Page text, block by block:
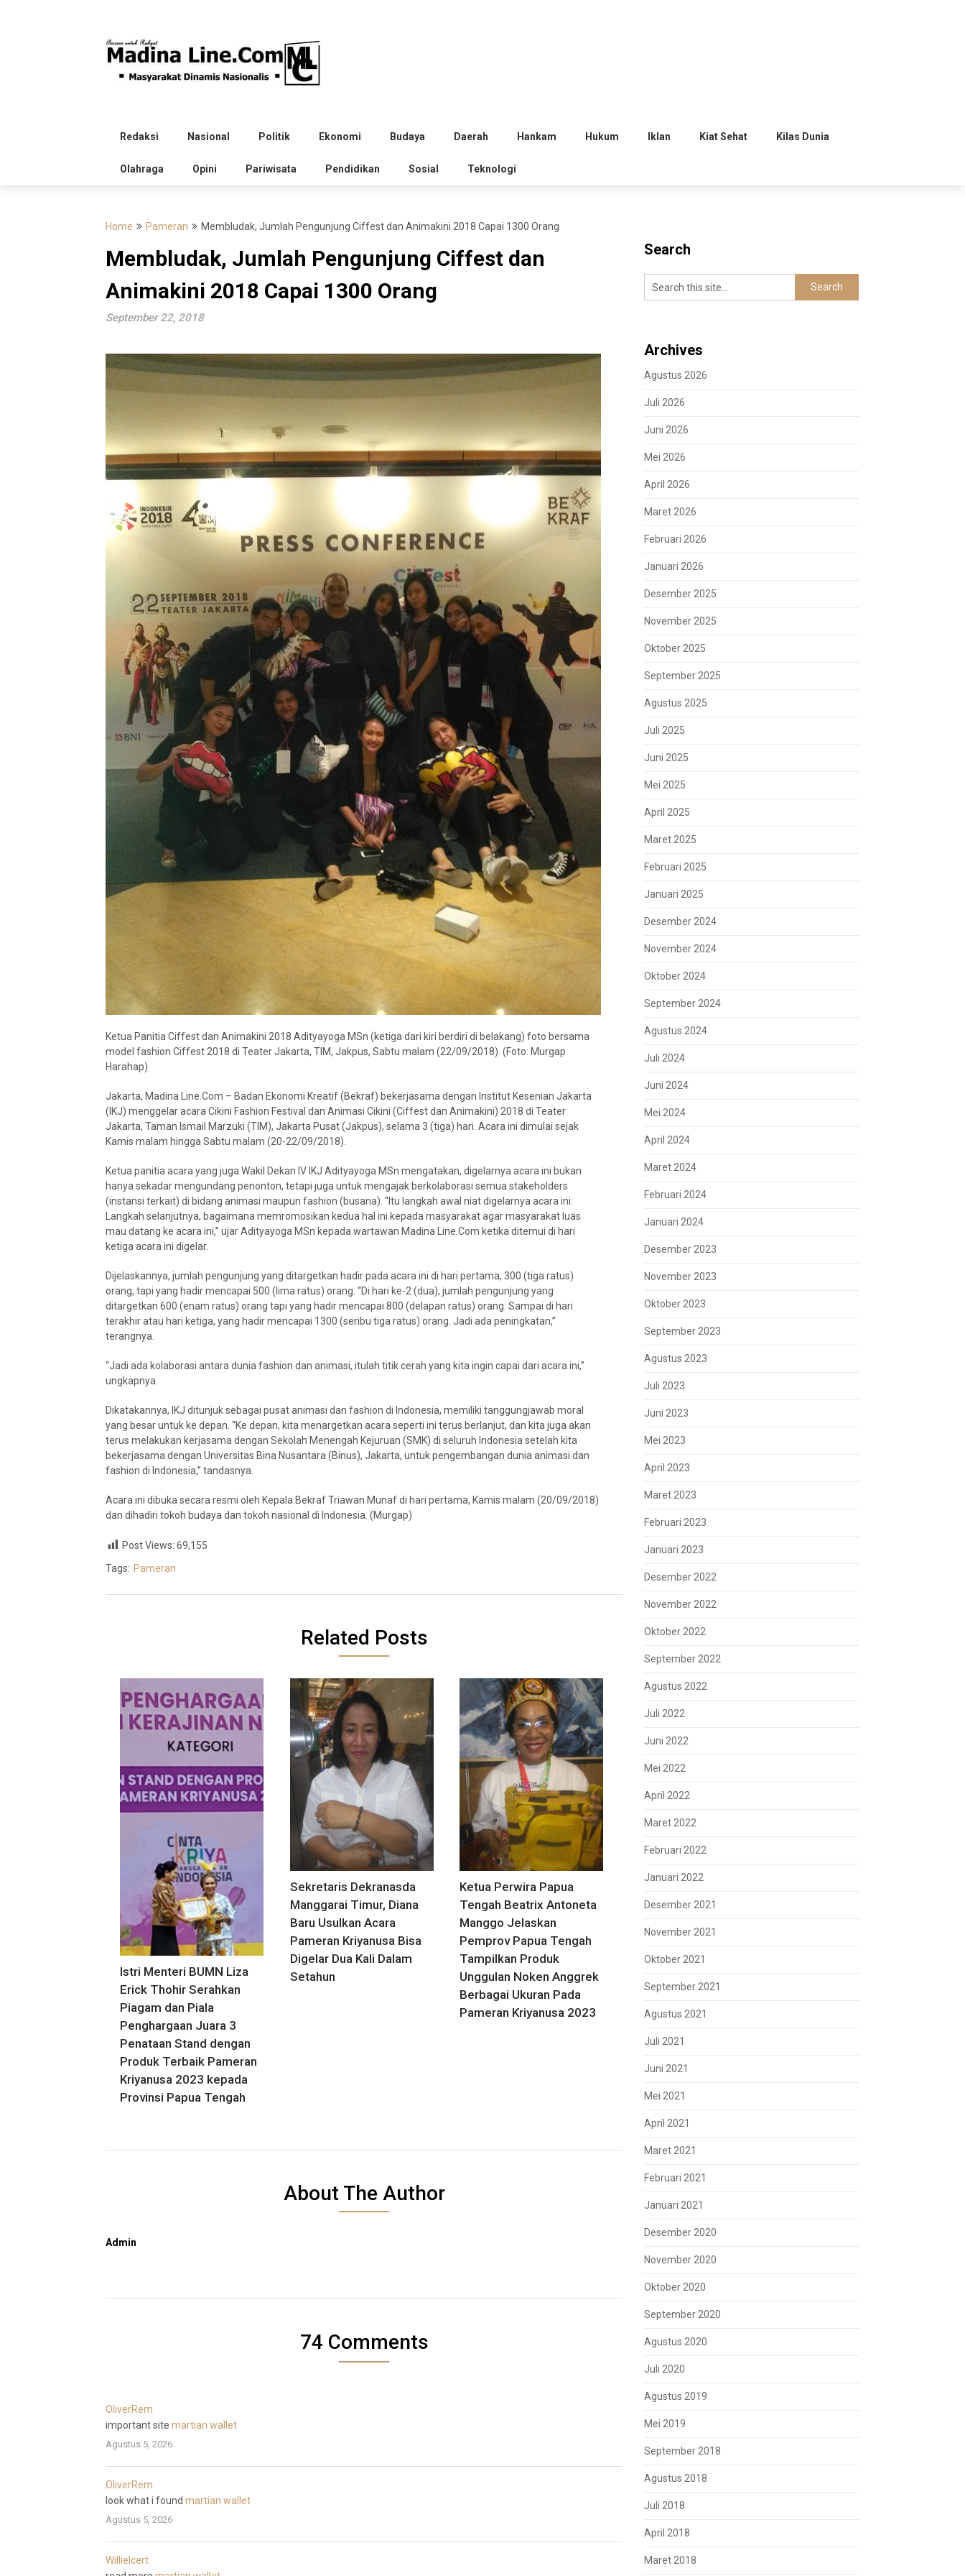
Redaksi Nasional Politik Ekonomi Budaya Daerah Hankam Hukum Iklan Kiat Sehat Kilas Dunia
Olahraga Opini Pariwisata Pendidikan Sosial Teknologi
Home Pameran Membludak, Jumlah Pengunjung Ciffest dan Animakini 2018 Capai 1300 Orang
Membludak, Jumlah Pengunjung Ciffest dan
Animakini 2018 Capai 1300 Orang
September 22, 2018
Ketua Panitia Ciffest dan Animakini 2018 Adityayoga MSn (ketiga dari kiri berdiri di belakang) foto bersama
model fashion Ciffest 2018 di Teater Jakarta, TIM, Jakpus, Sabtu malam (22/09/2018). (Foto: Murgap
Harahap)
Jakarta, Madina Line.Com – Badan Ekonomi Kreatif (Bekraf) bekerjasama dengan Institut Kesenian Jakarta
(IKJ) menggelar acara Cikini Fashion Festival dan Animasi Cikini (Ciffest dan Animakini) 2018 di Teater
Jakarta, Taman Ismail Marzuki (TIM), Jakarta Pusat (Jakpus), selama 3 (tiga) hari. Acara ini dimulai sejak
Kamis malam hingga Sabtu malam (20-22/09/2018).
Ketua panitia acara yang juga Wakil Dekan IV IKJ Adityayoga MSn mengatakan, digelarnya acara ini bukan
hanya sekadar mengundang penonton, tetapi juga untuk mengajak berkolaborasi semua stakeholders
(instansi terkait) di bidang animasi maupun fashion (busana). “Itu langkah awal niat digelarnya acara ini.
Langkah selanjutnya, bagaimana memromosikan kedua hal ini kepada masyarakat agar masyarakat luas
mau datang ke acara ini,” ujar Adityayoga MSn kepada wartawan Madina Line.Com ketika ditemui di hari
ketiga acara ini digelar.
Dijelaskannya, jumlah pengunjung yang ditargetkan hadir pada acara ini di hari pertama, 300 (tiga ratus)
orang, tapi yang hadir mencapai 500 (lima ratus) orang. “Di hari ke-2 (dua), jumlah pengunjung yang
ditargetkan 600 (enam ratus) orang tapi yang hadir mencapai 800 (delapan ratus) orang. Sampai di hari
terakhir atau hari ketiga, yang hadir mencapai 1300 (seribu tiga ratus) orang. Jadi ada peningkatan,”
terangnya.
“Jadi ada kolaborasi antara dunia fashion dan animasi, itulah titik cerah yang kita ingin capai dari acara ini,”
ungkapnya.
Dikatakannya, IKJ ditunjuk sebagai pusat animasi dan fashion di Indonesia, memiliki tanggungjawab moral
yang besar untuk ke depan. “Ke depan, kita menargetkan acara seperti ini terus berlanjut, dan kita juga akan
terus melakukan kerjasama dengan Sekolah Menengah Kejuruan (SMK) di seluruh Indonesia setelah kita
bekerjasama dengan Universitas Bina Nusantara (Binus), Jakarta, untuk pengembangan dunia animasi dan
fashion di Indonesia,” tandasnya.
Acara ini dibuka secara resmi oleh Kepala Bekraf Triawan Munaf di hari pertama, Kamis malam (20/09/2018)
dan dihadiri tokoh budaya dan tokoh nasional di Indonesia. (Murgap)
Post Views: 69,155
Tags: Pameran
Related Posts
Istri Menteri BUMN Liza
Erick Thohir Serahkan
Piagam dan Piala
Penghargaan Juara 3
Penataan Stand dengan
Produk Terbaik Pameran
Kriyanusa 2023 kepada
Provinsi Papua Tengah
Sekretaris Dekranasda
Manggarai Timur, Diana
Baru Usulkan Acara
Pameran Kriyanusa Bisa
Digelar Dua Kali Dalam
Setahun
Ketua Perwira Papua
Tengah Beatrix Antoneta
Manggo Jelaskan
Pemprov Papua Tengah
Tampilkan Produk
Unggulan Noken Anggrek
Berbagai Ukuran Pada
Pameran Kriyanusa 2023
About The Author
Admin
74 Comments
OliverRem
important site martian wallet
Agustus 5, 2026
OliverRem
look what i found martian wallet
Agustus 5, 2026
WillieIcert
Search
Archives
Agustus 2026
Juli 2026
Juni 2026
Mei 2026
April 2026
Maret 2026
Februari 2026
Januari 2026
Desember 2025
November 2025
Oktober 2025
September 2025
Agustus 2025
Juli 2025
Juni 2025
Mei 2025
April 2025
Maret 2025
Februari 2025
Januari 2025
Desember 2024
November 2024
Oktober 2024
September 2024
Agustus 2024
Juli 2024
Juni 2024
Mei 2024
April 2024
Maret 2024
Februari 2024
Januari 2024
Desember 2023
November 2023
Oktober 2023
September 2023
Agustus 2023
Juli 2023
Juni 2023
Mei 2023
April 2023
Maret 2023
Februari 2023
Januari 2023
Desember 2022
November 2022
Oktober 2022
September 2022
Agustus 2022
Juli 2022
Juni 2022
Mei 2022
April 2022
Maret 2022
Februari 2022
Januari 2022
Desember 2021
November 2021
Oktober 2021
September 2021
Agustus 2021
Juli 2021
Juni 2021
Mei 2021
April 2021
Maret 2021
Februari 2021
Januari 2021
Desember 2020
November 2020
Oktober 2020
September 2020
Agustus 2020
Juli 2020
Agustus 2019
Mei 2019
September 2018
Agustus 2018
Juli 2018
April 2018
Maret 2018